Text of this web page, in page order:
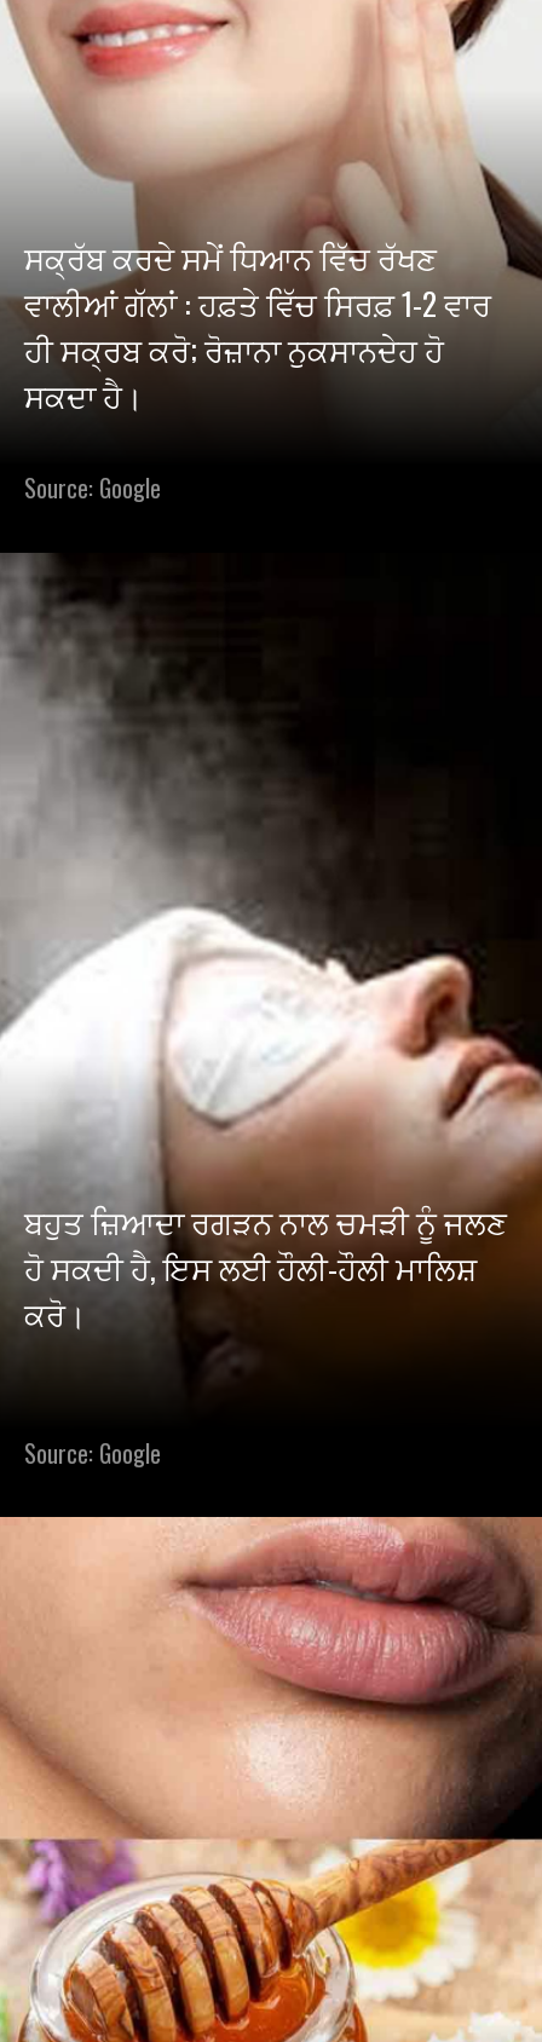
ਸਕ੍ਰੱਬ ਕਰਦੇ ਸਮੇਂ ਧਿਆਨ ਵਿੱਚ ਰੱਖਣ
ਵਾਲੀਆਂ ਗੱਲਾਂ : ਹਫ਼ਤੇ ਵਿੱਚ ਸਿਰਫ਼ 1-2 ਵਾਰ
ਹੀ ਸਕ੍ਰਬ ਕਰੋ; ਰੋਜ਼ਾਨਾ ਨੁਕਸਾਨਦੇਹ ਹੋ
ਸਕਦਾ ਹੈ।
Source: Google
ਬਹੁਤ ਜ਼ਿਆਦਾ ਰਗੜਨ ਨਾਲ ਚਮੜੀ ਨੂੰ ਜਲਣ
ਹੋ ਸਕਦੀ ਹੈ, ਇਸ ਲਈ ਹੌਲੀ-ਹੌਲੀ ਮਾਲਿਸ਼
ਕਰੋ।
Source: Google